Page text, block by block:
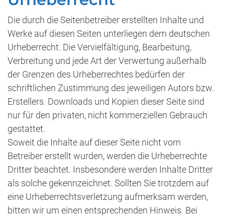
Die durch die Seitenbetreiber erstellten Inhalte und
Werke auf diesen Seiten unterliegen dem deutschen
Urheberrecht. Die Vervielfältigung, Bearbeitung,
Verbreitung und jede Art der Verwertung außerhalb
der Grenzen des Urheberrechtes bedürfen der
schriftlichen Zustimmung des jeweiligen Autors bzw.
Erstellers. Downloads und Kopien dieser Seite sind
nur für den privaten, nicht kommerziellen Gebrauch
gestattet.
Soweit die Inhalte auf dieser Seite nicht vom
Betreiber erstellt wurden, werden die Urheberrechte
Dritter beachtet. Insbesondere werden Inhalte Dritter
als solche gekennzeichnet. Sollten Sie trotzdem auf
eine Urheberrechtsverletzung aufmerksam werden,
bitten wir um einen entsprechenden Hinweis. Bei